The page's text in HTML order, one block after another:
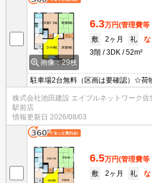
画像：29枚
6.3万円(管理費等
敷
2ヶ月 礼
な
3階
3DK 52m²
駐車場2台無料（区画は要確認）☆荷
自衛隊さんにもおススメですよ(^^)/
株式会社池田建設 エイブルネットワーク佐
駅前店
情報更新日 2026/08/03
6.5万円(管理費等
敷
2ヶ月 礼
な